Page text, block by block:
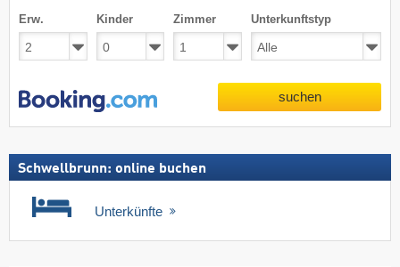
Erw. Kinder Zimmer Unterkunftstyp
suchen
Schwellbrunn: online buchen
Unterkünfte